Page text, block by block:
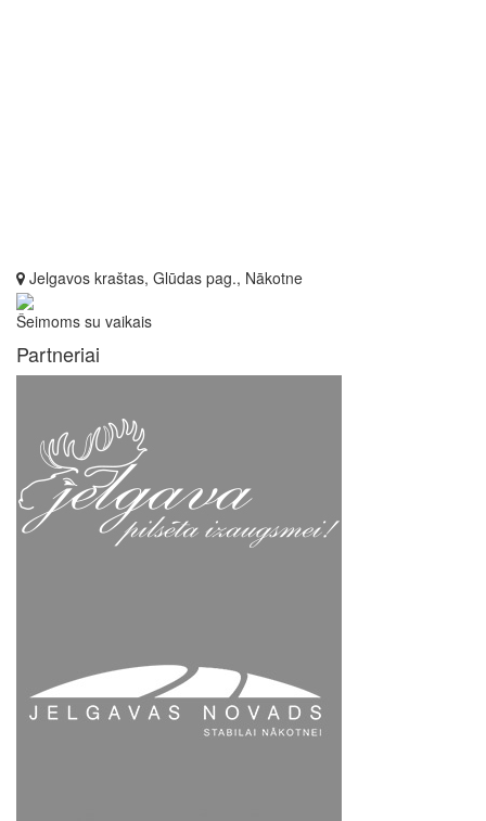
Jelgavos kraštas, Glūdas pag., Nākotne
Šeimoms su vaikais
Partneriai